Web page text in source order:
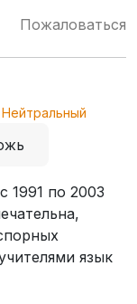
Пожаловаться
Нейтральный
1991 по 2003
язык